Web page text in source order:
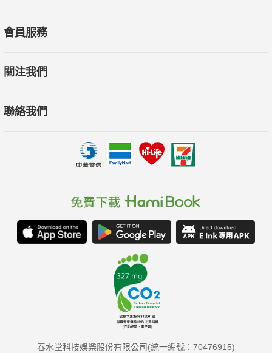
會員服務
關注我們
聯絡我們
春水堂科技娛樂股份有限公司(統一編號：70476915)